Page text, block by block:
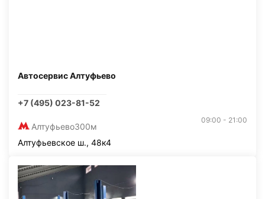
Автосервис Алтуфьево
+7 (495) 023-81-52
Алтуфьево300м
09:00 - 21:00
Алтуфьевское ш., 48к4